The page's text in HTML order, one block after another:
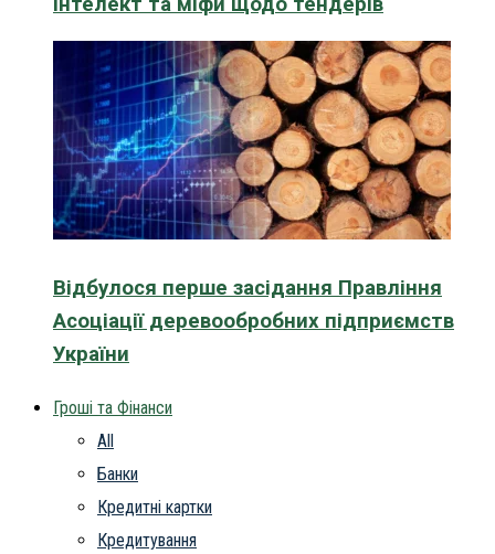
Відбулося перше засідання Правління
Асоціації деревообробних підприємств
України
Гроші та Фінанси
All
Банки
Кредитні картки
Кредитування